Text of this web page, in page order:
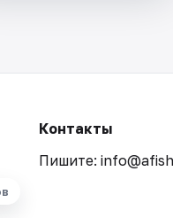
Контакты
Пишите: